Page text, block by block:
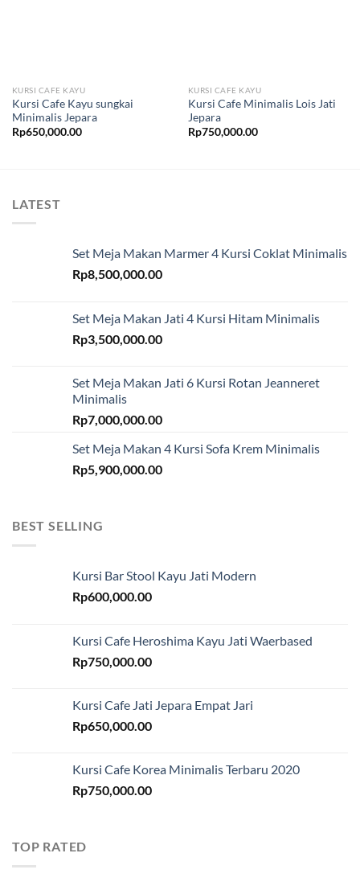
KURSI CAFE KAYU
Kursi Cafe Kayu sungkai
Minimalis Jepara
Rp650,000.00
KURSI CAFE KAYU
Kursi Cafe Minimalis Lois Jati
Jepara
Rp750,000.00
LATEST
Set Meja Makan Marmer 4 Kursi Coklat Minimalis
Rp8,500,000.00
Set Meja Makan Jati 4 Kursi Hitam Minimalis
Rp3,500,000.00
Set Meja Makan Jati 6 Kursi Rotan Jeanneret
Minimalis
Rp7,000,000.00
Set Meja Makan 4 Kursi Sofa Krem Minimalis
Rp5,900,000.00
BEST SELLING
Kursi Bar Stool Kayu Jati Modern
Rp600,000.00
Kursi Cafe Heroshima Kayu Jati Waerbased
Rp750,000.00
Kursi Cafe Jati Jepara Empat Jari
Rp650,000.00
Kursi Cafe Korea Minimalis Terbaru 2020
Rp750,000.00
TOP RATED